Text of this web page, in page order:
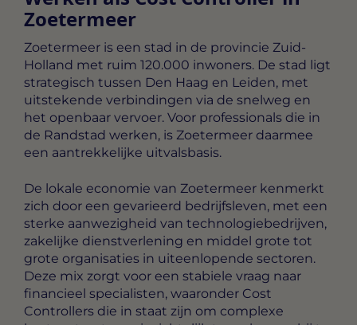
Zoetermeer
Zoetermeer is een stad in de provincie Zuid-
Holland met ruim 120.000 inwoners. De stad ligt
strategisch tussen Den Haag en Leiden, met
uitstekende verbindingen via de snelweg en
het openbaar vervoer. Voor professionals die in
de Randstad werken, is Zoetermeer daarmee
een aantrekkelijke uitvalsbasis.
De lokale economie van Zoetermeer kenmerkt
zich door een gevarieerd bedrijfsleven, met een
sterke aanwezigheid van technologiebedrijven,
zakelijke dienstverlening en middel grote tot
grote organisaties in uiteenlopende sectoren.
Deze mix zorgt voor een stabiele vraag naar
financieel specialisten, waaronder Cost
Controllers die in staat zijn om complexe